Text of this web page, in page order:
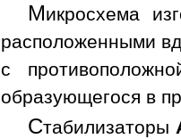
Микросхема
расположенными
с
образующегося в
Стабилизаторы